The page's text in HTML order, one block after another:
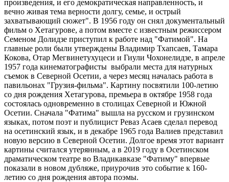
произведения, и его демократическая направленность, и
вечно живая тема верности долгу, семье, и острый
захватывающий сюжет". В 1956 году он снял документальный
фильм о Хетагурове, а потом вместе с известным режиссером
Семеном Долидзе приступил к работе над "Фатимой". На
главные роли были утверждены Владимир Тхапсаев, Тамара
Кокова, Отар Мегвинетухуцеси и Гиули Чохонелидзе, в апреле
1957 года кинематографисты выбрали места для натурных
съемок в Северной Осетии, а через месяц началась работа в
павильонах "Грузия-фильма". Картину посвятили 100-летию
со дня рождения Хетагурова, премьера в октябре 1958 года
состоялась одновременно в столицах Северной и Южной
Осетии. Сначала "Фатима" вышла на русском и грузинском
языках, потом поэт и публицист Реваз Асаев сделал перевод
на осетинский язык, и в декабре 1965 года Валиев представил
новую версию в Северной Осетии. Долгое время этот вариант
картины считался утерянным, а в 2019 году в Осетинском
драматическом театре во Владикавказе "Фатиму" впервые
показали в новом дубляже, приурочив это событие к 160-
летию со дня рождения автора поэмы.